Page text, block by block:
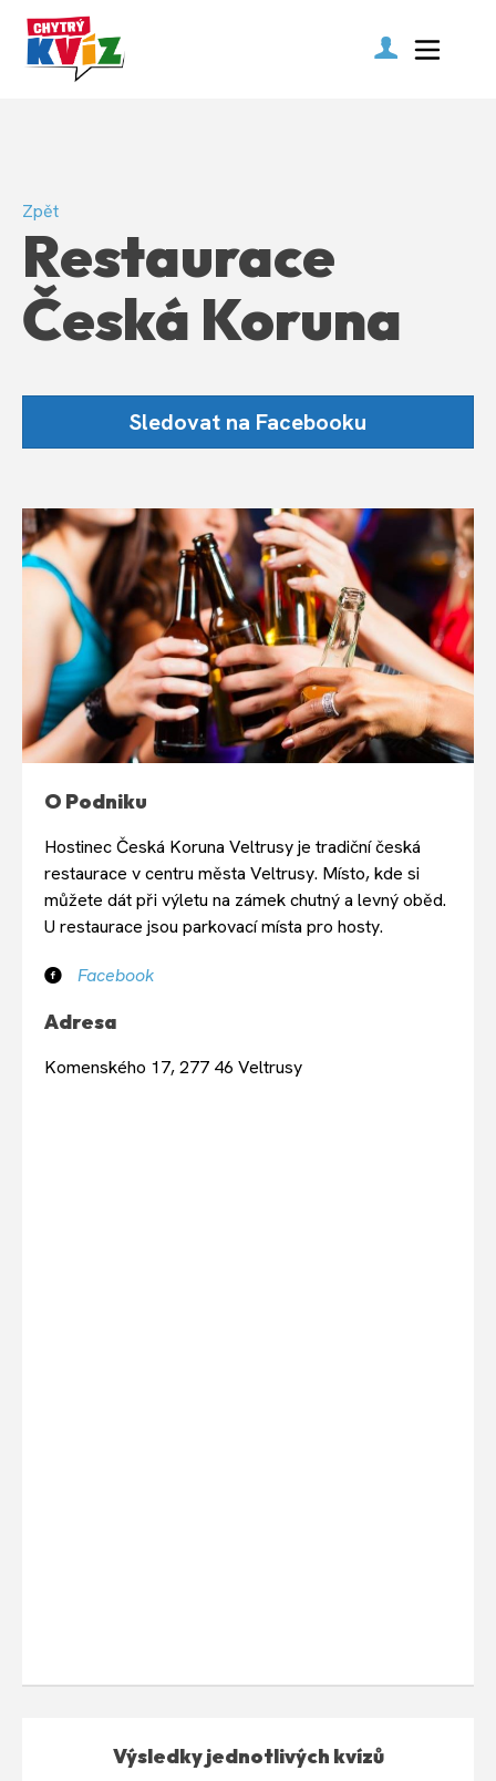
Zpět
Restaurace
Česká Koruna
Sledovat na Facebooku
O Podniku
Hostinec Česká Koruna Veltrusy je tradiční česká
restaurace v centru města Veltrusy. Místo, kde si
můžete dát při výletu na zámek chutný a levný oběd.
U restaurace jsou parkovací místa pro hosty.
Facebook
Adresa
Komenského 17, 277 46 Veltrusy
Výsledky jednotlivých kvízů